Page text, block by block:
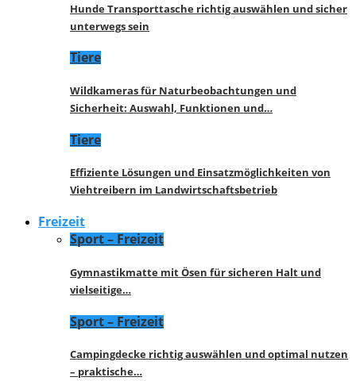
Hunde Transporttasche richtig auswählen und sicher
unterwegs sein
Tiere
Wildkameras für Naturbeobachtungen und
Sicherheit: Auswahl, Funktionen und…
Tiere
Effiziente Lösungen und Einsatzmöglichkeiten von
Viehtreibern im Landwirtschaftsbetrieb
Freizeit
Sport – Freizeit
Gymnastikmatte mit Ösen für sicheren Halt und
vielseitige…
Sport – Freizeit
Campingdecke richtig auswählen und optimal nutzen
– praktische…